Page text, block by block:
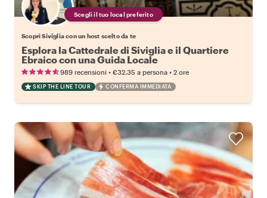
Scegli il tuo local preferito
Scopri Siviglia con un host scelto da te
Esplora la Cattedrale di Siviglia e il Quartiere
Ebraico con una Guida Locale
989 recensioni • €32.35 a persona • 2 ore
SKIP THE LINE TOUR CONFERMA IMMEDIATA